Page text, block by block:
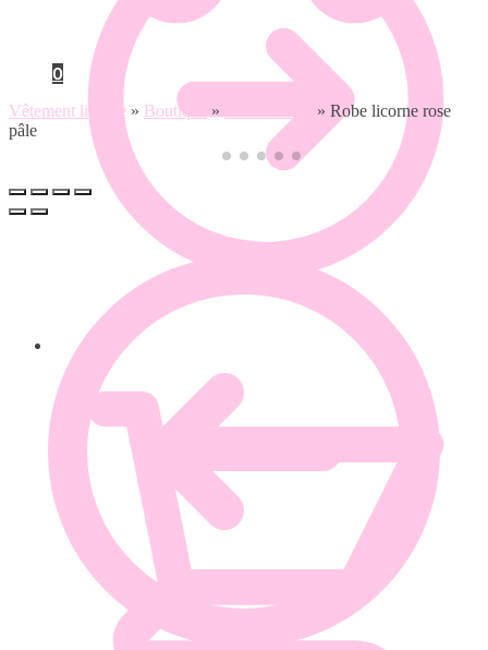
0.00
0
Vêtement licorne » Boutique » » Robe licorne rose
pâle